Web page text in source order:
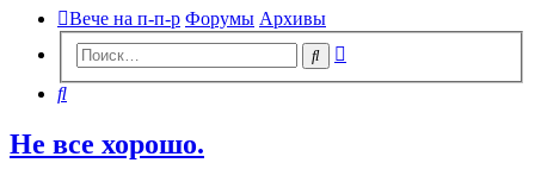
Вече на п-п-р Форумы Архивы
Поиск
Поиск
Не все хорошо.